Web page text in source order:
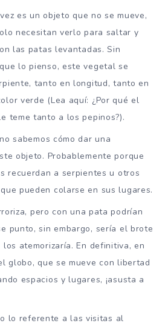
es un objeto que no se mueve,
necesitan verlo para saltar y
las patas levantadas. Sin
lo pienso, este vegetal se
tanto en longitud, tanto en
verde (Lea aquí: ¿Por qué el
teme tanto a los pepinos?).
sabemos cómo dar una
objeto. Probablemente porque
recuerdan a serpientes u otros
pueden colarse en sus lugares.
pero con una pata podrían
punto, sin embargo, sería el brote
atemorizaría. En definitiva, en
globo, que se mueve con libertad
espacios y lugares, ¡asusta a
lo referente a las visitas al